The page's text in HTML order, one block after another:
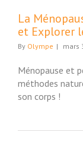
et Bien-Etre
La
et Explorer
By Olympe | mars
Ménopause et
méthodes
son corps !